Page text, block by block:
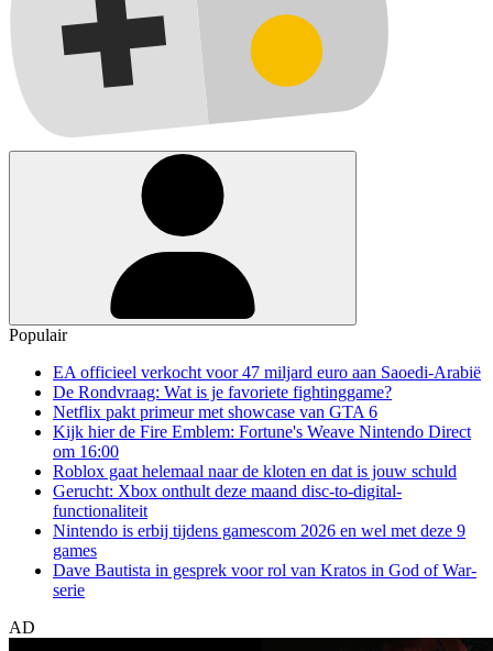
Populair
EA officieel verkocht voor 47 miljard euro aan Saoedi-Arabië
De Rondvraag: Wat is je favoriete fightinggame?
Netflix pakt primeur met showcase van GTA 6
Kijk hier de Fire Emblem: Fortune's Weave Nintendo Direct
om 16:00
Roblox gaat helemaal naar de kloten en dat is jouw schuld
Gerucht: Xbox onthult deze maand disc-to-digital-
functionaliteit
Nintendo is erbij tijdens gamescom 2026 en wel met deze 9
games
Dave Bautista in gesprek voor rol van Kratos in God of War-
serie
AD